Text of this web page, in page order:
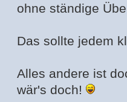
ohne ständige
Das sollte jedem
Alles andere ist
wär's doch!